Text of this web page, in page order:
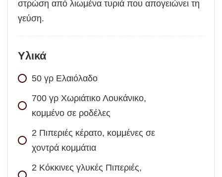
στρώση από λιωμένα τυριά που απογειώνει τη
γεύση.
Υλικά
50 γρ Ελαιόλαδο
700 γρ Χωριάτικο Λουκάνικο,
κομμένο σε ροδέλες
2 Πιπεριές κέρατο, κομμένες σε
χοντρά κομμάτια
2 Κόκκινες γλυκές Πιπεριές,